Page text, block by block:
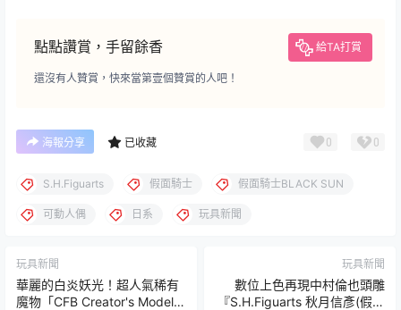
點點讚賞，手留餘香 給TA打賞
還沒有人贊賞，快來當第壹個贊賞的人吧！
海報分享 已收藏 0 0
S.H.Figuarts 假面騎士 假面騎士BLACK SUN
可動人偶 日系 玩具新聞
玩具新聞
華麗的白炎妖光！超人氣稀有
魔物「CFB Creator's Model
玩具新聞
數位上色再現中村倫也頭雕
『S.H.Figuarts 秋月信彥(假面